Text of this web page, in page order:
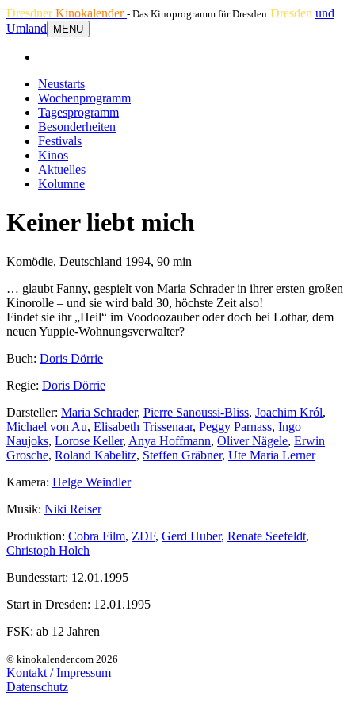
DresdnerKinokalender - Das Kinoprogramm für Dresden Dresden und
Umland
MENU
Neustarts
Wochenprogramm
Tagesprogramm
Besonderheiten
Festivals
Kinos
Aktuelles
Kolumne
Keiner liebt mich
Komödie, Deutschland 1994, 90 min
… glaubt Fanny, gespielt von Maria Schrader in ihrer ersten großen
Kinorolle – und sie wird bald 30, höchste Zeit also!
Findet sie ihr „Heil“ im Voodoozauber oder doch bei Lothar, dem
neuen Yuppie-Wohnungsverwalter?
Buch: Doris Dörrie
Regie: Doris Dörrie
Darsteller: Maria Schrader, Pierre Sanoussi-Bliss, Joachim Król,
Michael von Au, Elisabeth Trissenaar, Peggy Parnass, Ingo
Naujoks, Lorose Keller, Anya Hoffmann, Oliver Nägele, Erwin
Grosche, Roland Kabelitz, Steffen Gräbner, Ute Maria Lerner
Kamera: Helge Weindler
Musik: Niki Reiser
Produktion: Cobra Film, ZDF, Gerd Huber, Renate Seefeldt,
Christoph Holch
Bundesstart: 12.01.1995
Start in Dresden: 12.01.1995
FSK: ab 12 Jahren
© kinokalender.com 2026
Kontakt / Impressum
Datenschutz